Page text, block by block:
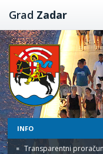
Preskoči
na
sadržaj
Grad Zadar
INFO
Transparentni proračun